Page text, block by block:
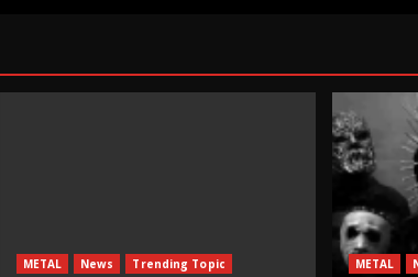
METAL News Trending Topic METAL